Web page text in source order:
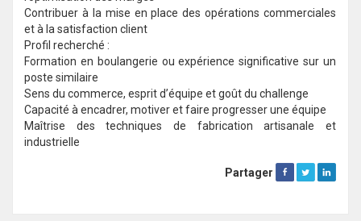
Contribuer à la mise en place des opérations commerciales
et à la satisfaction client
Profil recherché :
Formation en boulangerie ou expérience significative sur un
poste similaire
Sens du commerce, esprit d’équipe et goût du challenge
Capacité à encadrer, motiver et faire progresser une équipe
Maîtrise des techniques de fabrication artisanale et
industrielle
Partager